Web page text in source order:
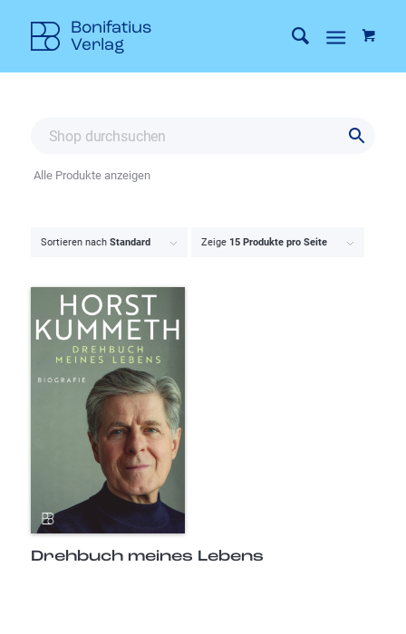
Sortieren nach Standard Zeige 15 Produkte pro Seite
Drehbuch meines Lebens
Alle Produkte anzeigen